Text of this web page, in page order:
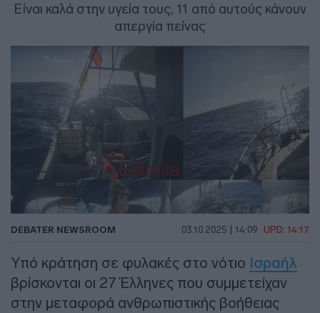
Είναι καλά στην υγεία τους, 11 από αυτούς κάνουν
απεργία πείνας
DEBATER NEWSROOM 03.10.2025 | 14:09 UPD: 14:17
Υπό κράτηση σε φυλακές στο νότιο Ισραήλ
βρίσκονται οι 27 Έλληνες που συμμετείχαν
στην μεταφορά ανθρωπιστικής βοήθειας